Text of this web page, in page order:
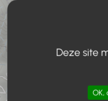
Deze site
OK,